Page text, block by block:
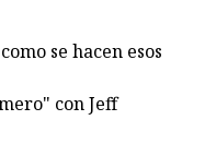
se hacen esos
con Jeff